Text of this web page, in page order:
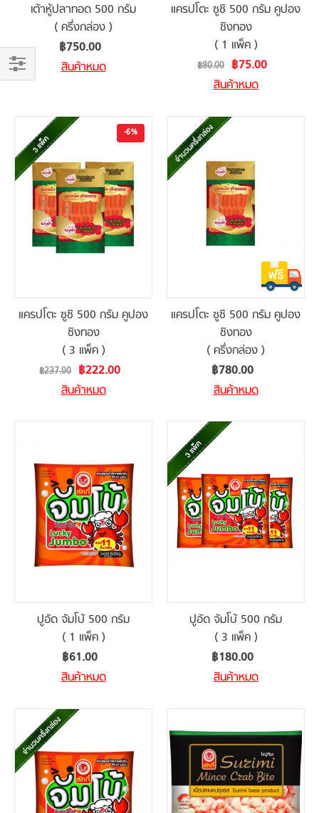
Shop
เต้าหู้ปลาทอด 500 กรัม
( ครึ่งกล่อง )
฿750.00
สินค้าหมด
แครปโตะ ซูชิ 500 กรัม คูปอง
ชิงทอง
( 1 แพ็ค )
Special
Price
฿75.00
฿80.00
สินค้าหมด
-6%
แครปโตะ ซูชิ 500 กรัม คูปอง
ชิงทอง
( 3 แพ็ค )
Special
Price
฿222.00
฿237.00
สินค้าหมด
แครปโตะ ซูชิ 500 กรัม คูปอง
ชิงทอง
( ครึ่งกล่อง )
฿780.00
สินค้าหมด
ปูอัด จัมโบ้ 500 กรัม
( 1 แพ็ค )
฿61.00
สินค้าหมด
ปูอัด จัมโบ้ 500 กรัม
( 3 แพ็ค )
฿180.00
สินค้าหมด